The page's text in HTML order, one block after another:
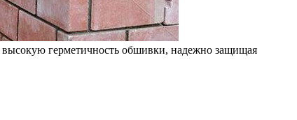
высокую герметичность обшивки, надежно защищая